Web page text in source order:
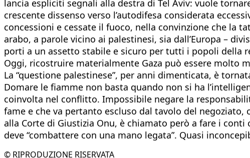
lancia espliciti segnali alla destra di Tel Aviv: vuole
crescente dissenso verso l’autodifesa considerata
concessioni e cessate il fuoco, nella convinzione che la
arabo, a parole vicino ai palestinesi, sia dall’Europa –
porti a un assetto stabile e sicuro per tutti i popoli della
Oggi, ricostruire materialmente Gaza può essere molto
La “questione palestinese”, per anni dimenticata, è
Domare le fiamme non basta quando non si ha
coinvolta nel conflitto. Impossibile negare la
fame e che va pertanto escluso dal tavolo del
alla Corte di Giustizia Onu, è chiamato però a fare i
deve “combattere con una mano legata”. Quasi
© RIPRODUZIONE RISERVATA